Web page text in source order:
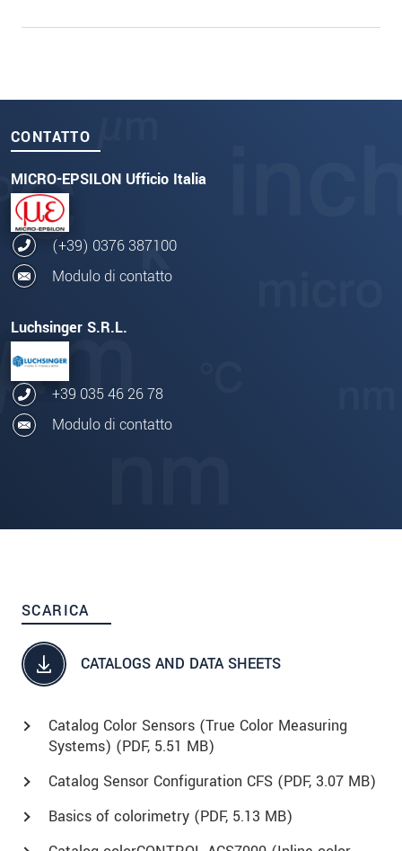
CONTATTO
MICRO-EPSILON Ufficio Italia
(+39) 0376 387100
Modulo di contatto
Luchsinger S.R.L.
+39 035 46 26 78
Modulo di contatto
SCARICA
CATALOGS AND DATA SHEETS
Catalog Color Sensors (True Color Measuring
Systems) (PDF, 5.51 MB)
Catalog Sensor Configuration CFS (PDF, 3.07 MB)
Basics of colorimetry (PDF, 5.13 MB)